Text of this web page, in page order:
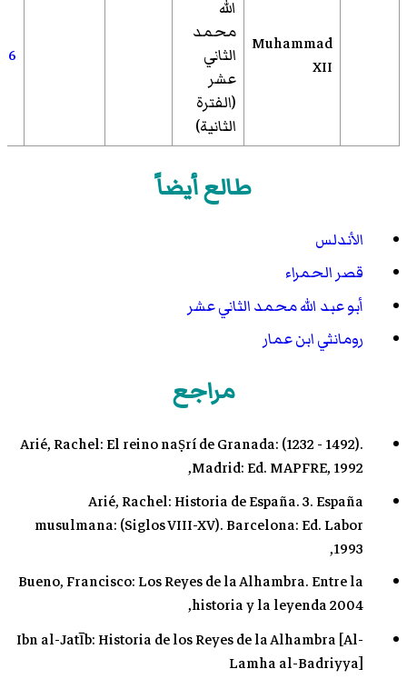
Muhammad
XII
الله
محمد
الثاني
عشر
(الفترة
الثانية)
طالع أيضاً
الأندلس
قصر الحمراء
أبو عبد الله محمد الثاني عشر
رومانثي ابن عمار
مراجع
Arié, Rachel: El reino naṣrí de Granada: (1232 - 1492).
Madrid: Ed. MAPFRE, 1992,
Arié, Rachel: Historia de España. 3. España
musulmana: (Siglos VIII-XV). Barcelona: Ed. Labor
1993,
Bueno, Francisco: Los Reyes de la Alhambra. Entre la
historia y la leyenda 2004,
Ibn al-Jatīb: Historia de los Reyes de la Alhambra [Al-
Lamha al-Badriyya]